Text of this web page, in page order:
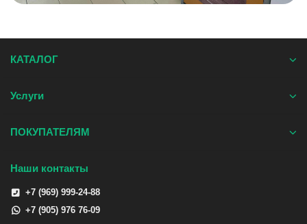
КАТАЛОГ
Услуги
ПОКУПАТЕЛЯМ
Наши контакты
+7 (969) 999-24-88
+7 (905) 976 76-09